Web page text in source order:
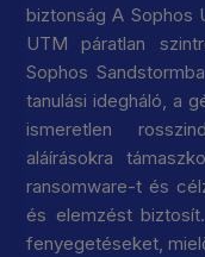
biztonság A Sophos
UTM páratlan
Sophos
tanulási idegháló, a
ismeretlen
aláírásokra
ransomware-t és
és elemzést
fenyegetéseket,